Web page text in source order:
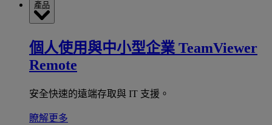
產品
個人使用與中小型企業 TeamViewer
Remote
安全快速的遠端存取與 IT 支援。
瞭解更多